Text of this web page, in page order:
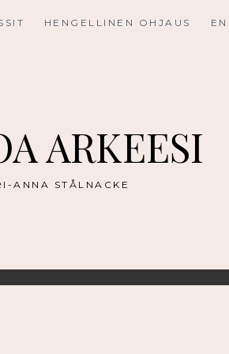
HENGELLINEN OHJAUS
ARKEESI
ANNA STÅLNACKE